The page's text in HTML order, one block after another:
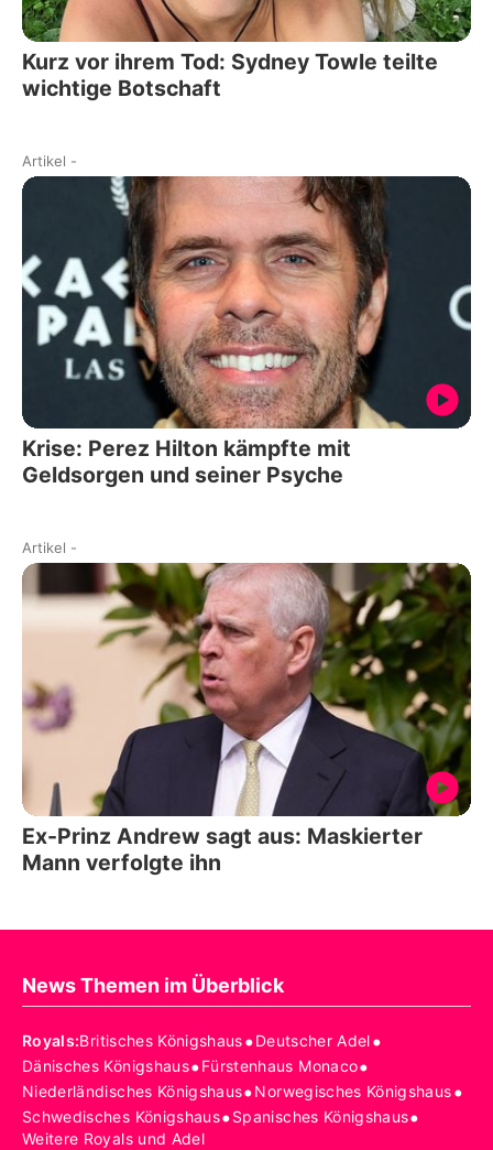
Kurz vor ihrem Tod: Sydney Towle teilte
wichtige Botschaft
Artikel -
Krise: Perez Hilton kämpfte mit
Geldsorgen und seiner Psyche
Artikel -
Ex-Prinz Andrew sagt aus: Maskierter
Mann verfolgte ihn
News Themen im Überblick
Royals:Britisches Königshaus•Deutscher Adel•
Dänisches Königshaus•Fürstenhaus Monaco•
Niederländisches Königshaus•Norwegisches Königshaus•
Schwedisches Königshaus•Spanisches Königshaus•
Weitere Royals und Adel